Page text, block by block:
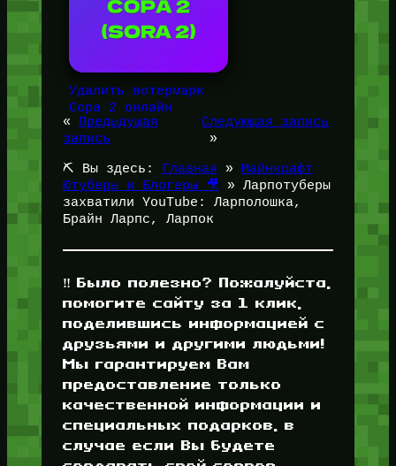
Удалить вотермарк
Сора 2 онлайн
«
Предыдущая
запись
Следующая запись
»
⛏️ Вы здесь: Главная »
Майнкрафт
Ютуберы и Блогеры 🎥
» Ларпотуберы
захватили YouTube: Ларполошка,
Брайн Ларпс, Ларпок
‼️ Было полезно? Пожалуйста,
помогите сайту за 1 клик,
поделившись информацией с
друзьями и другими людьми!
Мы гарантируем Вам
предоставление только
качественной информации и
специальных подарков, в
случае если Вы будете